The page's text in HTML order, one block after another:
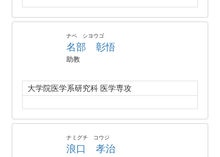
ナベ シヨウゴ
名部 彰悟
助教
大学院医学系研究科 医学専攻
ナミグチ コウジ
浪口 孝治